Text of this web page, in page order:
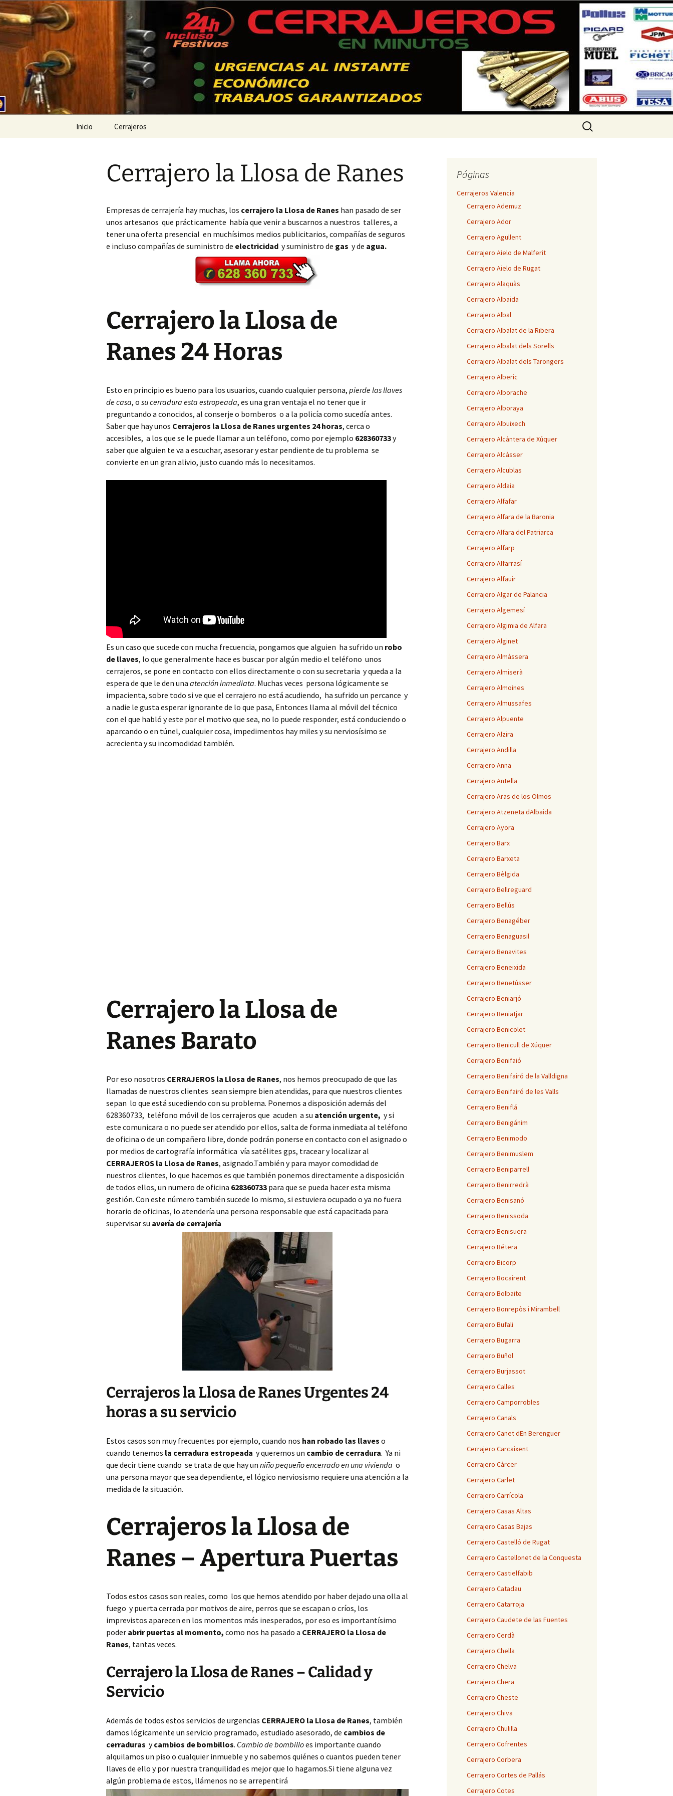
Ir
al
contenido
Cerrajeros Valencia – 628 360 733
Inicio Cerrajeros
Cerrajero Ador
Cerrajero Aielo de
Malferit
Cerrajero Aielo de Rugat
Cerrajero Albal
Cerrajero Albalat de la
Ribera
Cerrajero Albalat dels
Tarongers
Cerrajero Alberic
Cerrajero Alborache
Cerrajero Alfafar
Cerrajero Alfara de la
Baronia
Cerrajero Alfara del
Patriarca
Cerrajero Alfarp
Cerrajero Alfarrasí
Cerrajero Alfauir
Cerrajero Andilla
Cerrajero Antella
Olmos
Cerrajero Atzeneta
dAlbaida
Cerrajero Barx
Cerrajero Barxeta
Cerrajero Bèlgida
Cerrajero Bellreguard
Buscar:
Cerrajero la Llosa de Ranes
Empresas de cerrajería hay muchas, los cerrajero la Llosa de Ranes han pasado de ser
unos artesanos que prácticamente había que venir a buscarnos a nuestros talleres, a
tener una oferta presencial en muchísimos medios publicitarios, compañías de seguros
e incluso compañías de suministro de electricidad y suministro de gas y de agua.
Cerrajero la Llosa de
Ranes 24 Horas
Esto en principio es bueno para los usuarios, cuando cualquier persona, pierde las llaves
de casa, o su cerradura esta estropeada, es una gran ventaja el no tener que ir
preguntando a conocidos, al conserje o bomberos o a la policía como sucedía antes.
Saber que hay unos Cerrajeros la Llosa de Ranes urgentes 24 horas, cerca o
accesibles, a los que se le puede llamar a un teléfono, como por ejemplo 628360733y
saber que alguien te va a escuchar, asesorar y estar pendiente de tu problema se
convierte en un gran alivio, justo cuando más lo necesitamos.
Es un caso que sucede con mucha frecuencia, pongamos que alguien ha sufrido un robo
de llaves, lo que generalmente hace es buscar por algún medio el teléfono unos
cerrajeros, se pone en contacto con ellos directamente o con su secretaria y queda a la
espera de que le den una atención inmediata. Muchas veces persona lógicamente se
impacienta, sobre todo si ve que el cerrajero no está acudiendo, ha sufrido un percance y
a nadie le gusta esperar ignorante de lo que pasa, Entonces llama al móvil del técnico
con el que habló y este por el motivo que sea, no lo puede responder, está conduciendo o
aparcando o en túnel, cualquier cosa, impedimentos hay miles y su nerviosísimo se
acrecienta y su incomodidad también.
Cerrajero la Llosa de
Ranes Barato
Por eso nosotros CERRAJEROS la Llosa de Ranes, nos hemos preocupado de que las
llamadas de nuestros clientes sean siempre bien atendidas, para que nuestros clientes
sepan lo que está sucediendo con su problema. Ponemos a disposición además del
628360733, teléfono móvil de los cerrajeros que acuden a su atención urgente, y si
este comunicara o no puede ser atendido por ellos, salta de forma inmediata al teléfono
de oficina o de un compañero libre, donde podrán ponerse en contacto con el asignado o
por medios de cartografía informática vía satélites gps, tracear y localizar al
CERRAJEROS la Llosa de Ranes, asignado.También y para mayor comodidad de
nuestros clientes, lo que hacemos es que también ponemos directamente a disposición
de todos ellos, un numero de oficina 628360733 para que se pueda hacer esta misma
gestión. Con este número también sucede lo mismo, si estuviera ocupado o ya no fuera
horario de oficinas, lo atendería una persona responsable que está capacitada para
supervisar su avería de cerrajería
Cerrajeros la Llosa de Ranes Urgentes 24
horas a su servicio
Estos casos son muy frecuentes por ejemplo, cuando nos han robado las llaves o
cuando tenemos la cerradura estropeada y queremos un cambio de cerradura. Ya ni
que decir tiene cuando se trata de que hay un niño pequeño encerrado en una vivienda o
una persona mayor que sea dependiente, el lógico nerviosismo requiere una atención a la
medida de la situación.
Cerrajeros la Llosa de
Ranes – Apertura Puertas
Todos estos casos son reales, como los que hemos atendido por haber dejado una olla al
fuego y puerta cerrada por motivos de aire, perros que se escapan o críos, los
imprevistos aparecen en los momentos más inesperados, por eso es importantísimo
poder abrir puertas al momento, como nos ha pasado a CERRAJERO la Llosa de
Ranes, tantas veces.
Cerrajero la Llosa de Ranes – Calidad y
Servicio
Además de todos estos servicios de urgencias CERRAJERO la Llosa de Ranes, también
damos lógicamente un servicio programado, estudiado asesorado, de cambios de
cerraduras ycambios de bombillos. Cambio de bombilloes importante cuando
alquilamos un piso o cualquier inmueble y no sabemos quiénes o cuantos pueden tener
llaves de ello y por nuestra tranquilidad es mejor que lo hagamos.Si tiene alguna vez
algún problema de estos, llámenos no se arrepentirá
Páginas
Cerrajeros Valencia
Cerrajero Ademuz
Cerrajero Ador
Cerrajero Agullent
Cerrajero Aielo de Malferit
Cerrajero Aielo de Rugat
Cerrajero Alaquàs
Cerrajero Albaida
Cerrajero Albal
Cerrajero Albalat de la Ribera
Cerrajero Albalat dels Sorells
Cerrajero Albalat dels Tarongers
Cerrajero Alberic
Cerrajero Alborache
Cerrajero Alboraya
Cerrajero Albuixech
Cerrajero Alcàntera de Xúquer
Cerrajero Alcàsser
Cerrajero Alcublas
Cerrajero Aldaia
Cerrajero Alfafar
Cerrajero Alfara de la Baronia
Cerrajero Alfara del Patriarca
Cerrajero Alfarp
Cerrajero Alfarrasí
Cerrajero Alfauir
Cerrajero Algar de Palancia
Cerrajero Algemesí
Cerrajero Algimia de Alfara
Cerrajero Alginet
Cerrajero Almàssera
Cerrajero Almiserà
Cerrajero Almoines
Cerrajero Almussafes
Cerrajero Alpuente
Cerrajero Alzira
Cerrajero Andilla
Cerrajero Anna
Cerrajero Antella
Cerrajero Aras de los Olmos
Cerrajero Atzeneta dAlbaida
Cerrajero Ayora
Cerrajero Barx
Cerrajero Barxeta
Cerrajero Bèlgida
Cerrajero Bellreguard
Cerrajero Bellús
Cerrajero Benagéber
Cerrajero Benaguasil
Cerrajero Benavites
Cerrajero Beneixida
Cerrajero Benetússer
Cerrajero Beniarjó
Cerrajero Beniatjar
Cerrajero Benicolet
Cerrajero Benicull de Xúquer
Cerrajero Benifaió
Cerrajero Benifairó de la Valldigna
Cerrajero Benifairó de les Valls
Cerrajero Beniflá
Cerrajero Benigánim
Cerrajero Benimodo
Cerrajero Benimuslem
Cerrajero Beniparrell
Cerrajero Benirredrà
Cerrajero Benisanó
Cerrajero Benissoda
Cerrajero Benisuera
Cerrajero Bétera
Cerrajero Bicorp
Cerrajero Bocairent
Cerrajero Bolbaite
Cerrajero Bonrepòs i Mirambell
Cerrajero Bufali
Cerrajero Bugarra
Cerrajero Buñol
Cerrajero Burjassot
Cerrajero Calles
Cerrajero Camporrobles
Cerrajero Canals
Cerrajero Canet dEn Berenguer
Cerrajero Carcaixent
Cerrajero Càrcer
Cerrajero Carlet
Cerrajero Carrícola
Cerrajero Casas Altas
Cerrajero Casas Bajas
Cerrajero Castelló de Rugat
Cerrajero Castellonet de la Conquesta
Cerrajero Castielfabib
Cerrajero Catadau
Cerrajero Catarroja
Cerrajero Caudete de las Fuentes
Cerrajero Cerdà
Cerrajero Chella
Cerrajero Chelva
Cerrajero Chera
Cerrajero Cheste
Cerrajero Chiva
Cerrajero Chulilla
Cerrajero Cofrentes
Cerrajero Corbera
Cerrajero Cortes de Pallás
Cerrajero Cotes